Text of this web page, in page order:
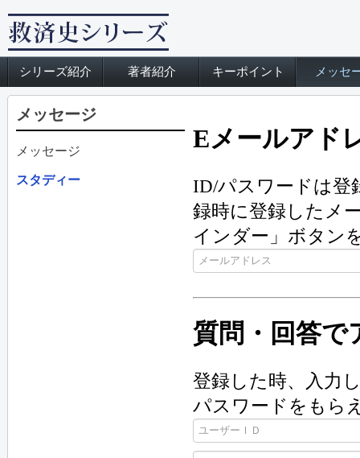
シリーズ紹介 著者紹介 キーポイント メッセ
メッセージ
メッセージ
スタディー
Eメールアド
ID/パスワードは登
録時に登録したメ
インダー」ボタン
質問・回答で
登録した時、入力
パスワードをもら